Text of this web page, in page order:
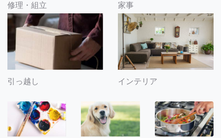
修理・組立 家事
引っ越し インテリア